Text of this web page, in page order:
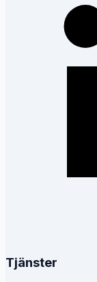
Tjänster